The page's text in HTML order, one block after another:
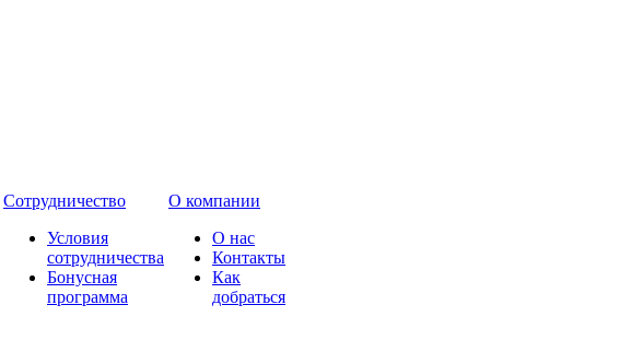
Сотрудничество
Условия
сотрудничества
Бонусная
программа
О компании
О нас
Контакты
Как
добраться